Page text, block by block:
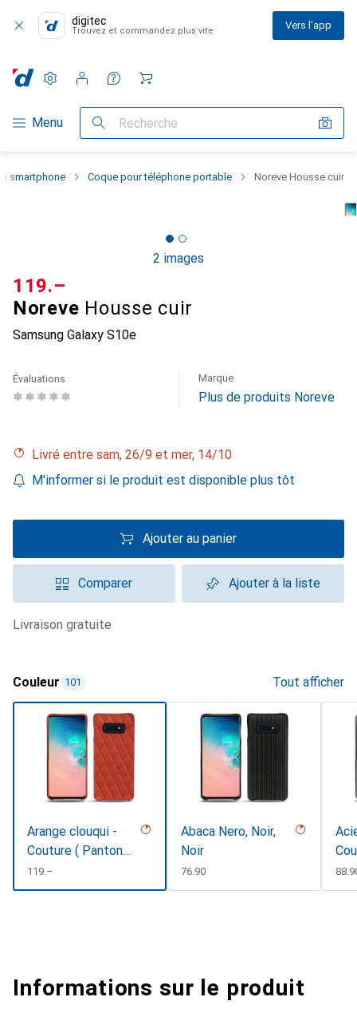
digitec
Trouvez et commandez plus vite Vers l'app
Navigation par catégorie
Menu Recherche
Paramètres
Compte client
Listes de comparaison
Listes d'envies
Panier
smartphone Coque pour téléphone portable Noreve Housse cuir
2 images
Noreve Housse cuir
Samsung Galaxy S10e
CHF
119.–
Évaluations Marque
Plus de produits Noreve
Livré entre sam, 26/9 et mer, 14/10
M'informer si le produit est disponible plus tôt
Ajouter au panier
Comparer Ajouter à la liste
livraison gratuite
Couleur 101 Tout afficher
Arange clouqui -
Couture ( Pantone
#D33108 )
CHF
119.–
Abaca Nero, Noir,
Noir
CHF
76.90 CHF
Informations sur le produit